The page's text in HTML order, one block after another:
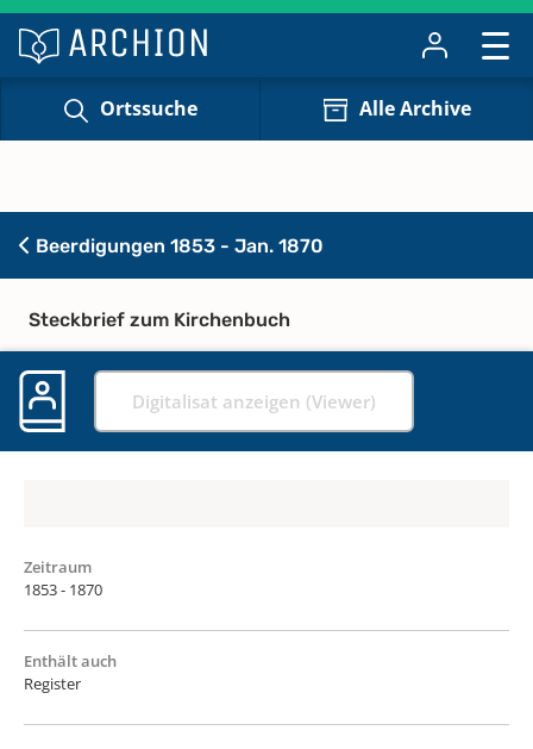
Ortssuche Alle Archive
Beerdigungen 1853 - Jan. 1870
Steckbrief zum Kirchenbuch
Digitalisat anzeigen (Viewer)
Zeitraum
1853 - 1870
Enthält auch
Register